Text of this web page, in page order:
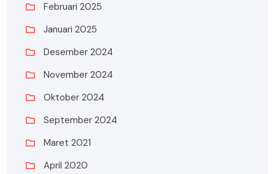
Februari 2025
Januari 2025
Desember 2024
November 2024
Oktober 2024
September 2024
Maret 2021
April 2020